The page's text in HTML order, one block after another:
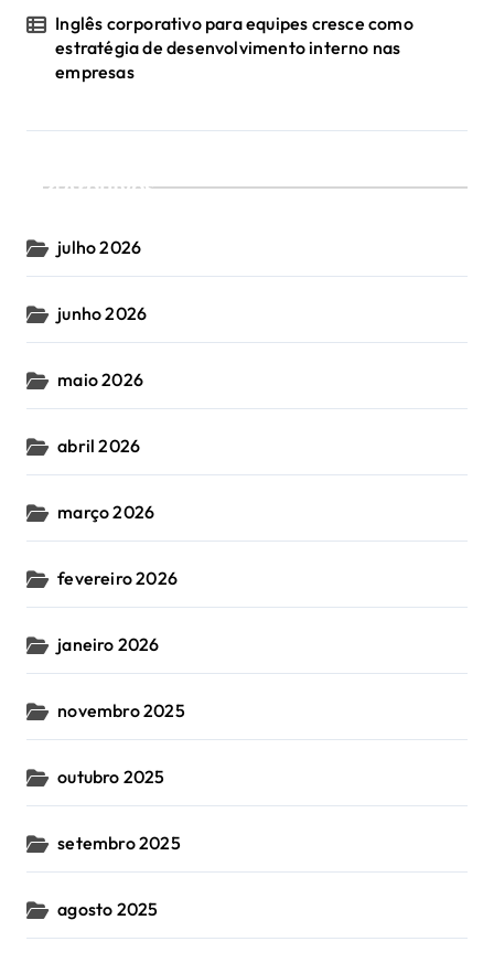
Inglês corporativo para equipes cresce como
estratégia de desenvolvimento interno nas
empresas
Arquivos
julho 2026
junho 2026
maio 2026
abril 2026
março 2026
fevereiro 2026
janeiro 2026
novembro 2025
outubro 2025
setembro 2025
agosto 2025